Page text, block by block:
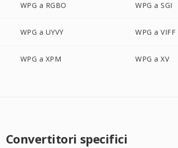
WPG a RGBO WPG a SGI
WPG a UYVY WPG a VIFF
WPG a XPM WPG a XV
Convertitori specifici